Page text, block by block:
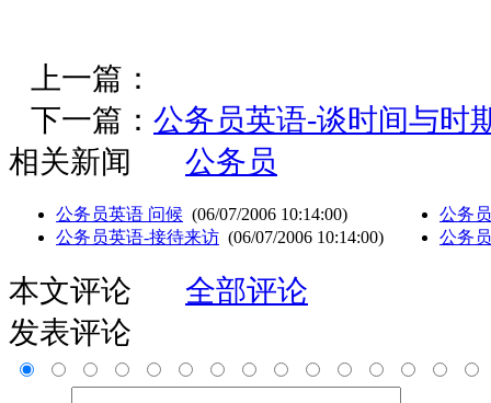
上一篇：
下一篇： 公务员英语-谈时间与时
相关新闻
公务员
公务员英语 问候 (06/07/2006 10:14:00)
公务员英语-接待来访 (06/07/2006 10:14:00)
公务
公务
本文评论
全部评论
发表评论